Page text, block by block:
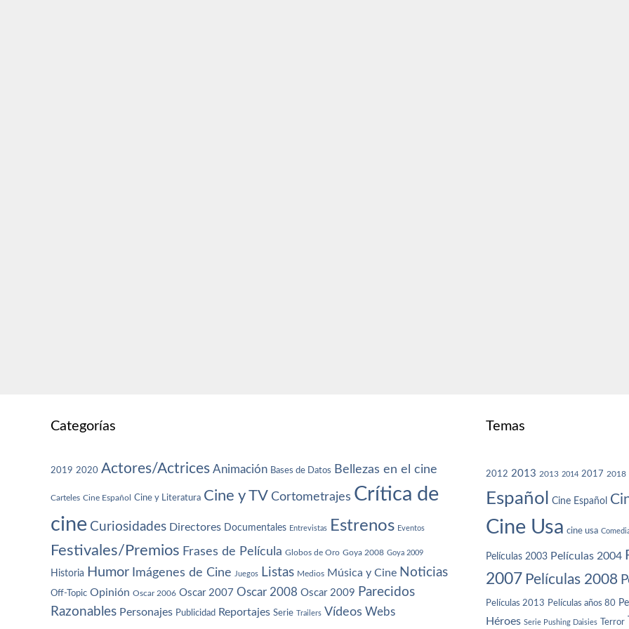
Categorías
2019 2020 Actores/Actrices Animación Bases de Datos Bellezas en el cine
Carteles Cine Español Cine y Literatura Cine y TV Cortometrajes Crítica de
cine Curiosidades Directores Documentales Entrevistas Estrenos Eventos
Festivales/Premios Frases de Película Globos de Oro Goya 2008 Goya 2009
Historia Humor Imágenes de Cine Juegos Listas Medios Música y Cine Noticias
Off-Topic Opinión Oscar 2006 Oscar 2007 Oscar 2008 Oscar 2009 Parecidos
Razonables Personajes Publicidad Reportajes Serie Trailers Vídeos Webs
Temas
2012 2013 2013 2014 2017 2018
Español Cine Español
Cine Usa cine usa
Películas 2003 Películas 2004
2007 Películas 2008
Películas 2013 Películas años 80
Héroes Serie Pushing Daisies Terror